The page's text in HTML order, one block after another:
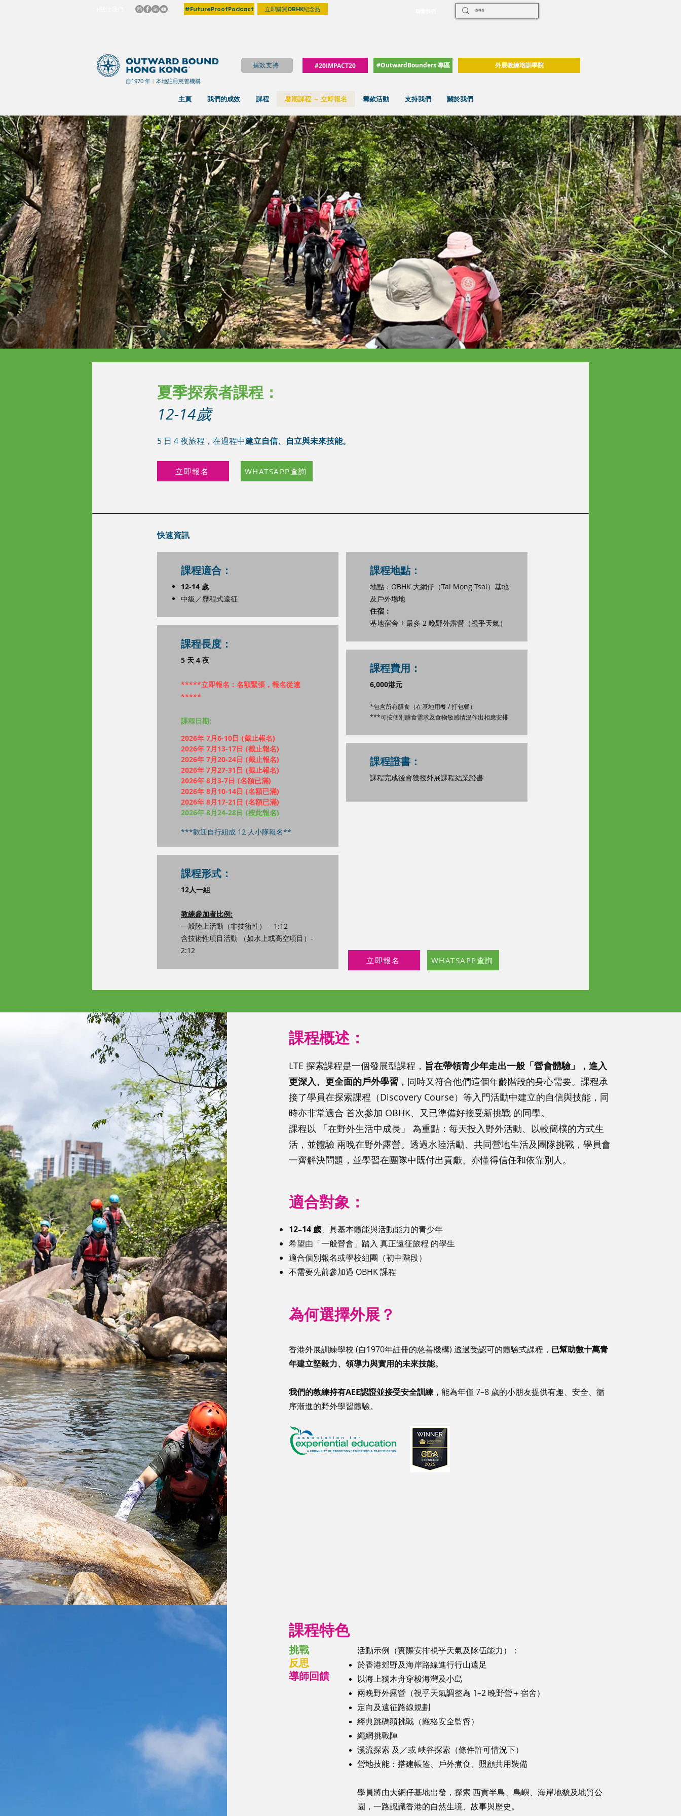
#FutureProofPodcast 立即購買OBHK紀念品
捐款支持 #20IMPACT20 #OutwardBounders 專區 外展教練培訓學院
自1970 年︳本地註冊慈善機構
主頁 我們的成效 課程 暑期課程 － 立即報名 籌款活動 支持我們 關於我們
夏季探索者課程：
12-14歲
5 日 4 夜旅程，在過程中建立自信、自立與未來技能。
立即報名 WHATSAPP查詢
快速資訊
課程適合：
12-14 歲
中級／歷程式遠征
課程長度：
5 天 4 夜
*****立即報名：名額緊張，報名從速
*****
課程日期:
2026年 7月6-10日 (截止報名)
2026年 7月13-17日 (截止報名)
2026年 7月20-24日 (截止報名)
2026年 7月27-31日 (截止報名)
2026年 8月3-7日 (名額已滿)
2026年 8月10-14日 (名額已滿)
2026年 8月17-21日 (名額已滿)
2026年 8月24-28日 (按此報名)
***歡迎自行組成 12 人小隊報名**
​課程形式：
12人一組
教練參加者比例:
一般陸上活動（非技術性） – 1:12
含技術性項目活動 （如水上或高空項目）-
2:12
課程地點：
地點：OBHK 大網仔（Tai Mong Tsai）基地
及戶外場地
住宿：
基地宿舍 + 最多 2 晚野外露營（視乎天氣）
課程費用：
6,000港元
*包含所有膳食（在基地用餐 / 打包餐）
***可按個別膳食需求及食物敏感情況作出相應安排
課程證書：
課程完成後會獲授外展課程結業證書
立即報名 WHATSAPP查詢
課程概述：
LTE 探索課程是一個發展型課程， 旨在帶領青少年走出一般「營會體驗」，進入
更深入、更全面的戶外學習 ，同時又符合他們這個年齡階段的身心需要。課程承
接了學員在探索課程（Discovery Course）等入門活動中建立的自信與技能，同
時亦非常適合 首次參加 OBHK、又已準備好接受新挑戰 的同學。
課程以 「在野外生活中成長」 為重點：每天投入野外活動、以較簡樸的方式生
活，並體驗 兩晚在野外露營。透過水陸活動、共同營地生活及團隊挑戰，學員會
一齊解決問題，並學習在團隊中既付出貢獻、亦懂得信任和依靠別人。
適合對象：
12–14 歲、具基本體能與活動能力的青少年
希望由「一般營會」踏入 真正遠征旅程 的學生
適合個別報名或學校組團（初中階段）
不需要先前參加過 OBHK 課程
為何選擇外展？
香港外展訓練學校 (自1970年註冊的慈善機構) 透過受認可的體驗式課程， 已幫助數十萬青
年建立堅毅力、領導力與實用的未來技能。
我們的教練持有AEE認證並接受安全訓練， 能為年僅 7–8 歲的小朋友提供有趣、安全、循
序漸進的野外學習體驗。
課程特色
挑戰
反思
導師回饋
活動示例（實際安排視乎天氣及隊伍能力）：
於香港郊野及海岸路線進行行山遠足
以海上獨木舟穿梭海灣及小島
兩晚野外露營（視乎天氣調整為 1–2 晚野營＋宿舍）
定向及遠征路線規劃
經典跳碼頭挑戰（嚴格安全監督）
繩網挑戰陣
溪流探索 及／或 峽谷探索（條件許可情況下）
營地技能：搭建帳篷、戶外煮食、照顧共用裝備
學員將由大網仔基地出發，探索 西貢半島、島嶼、海岸地貌及地質公
園，一路認識香港的自然生境、故事與歷史。